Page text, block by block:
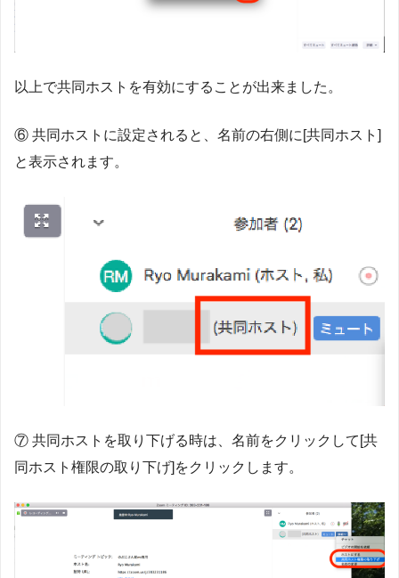
以上で共同ホストを有効にすることが出来ました。
⑥ 共同ホストに設定されると、名前の右側に[共同ホスト]
と表示されます。
⑦ 共同ホストを取り下げる時は、名前をクリックして[共
同ホスト権限の取り下げ]をクリックします。